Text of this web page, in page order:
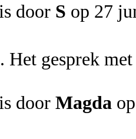
door S op 27
Het gesprek
door Magda